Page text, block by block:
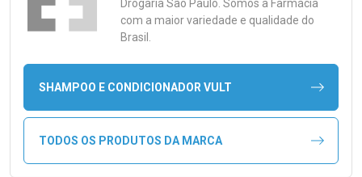
Drogaria São Paulo. Somos a Farmácia
com a maior variedade e qualidade do
Brasil.
SHAMPOO E CONDICIONADOR VULT
TODOS OS PRODUTOS DA MARCA